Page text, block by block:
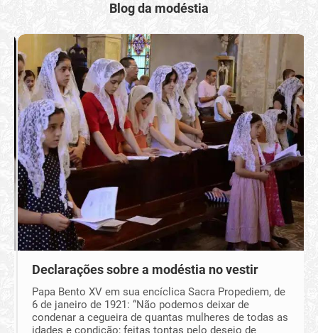
Blog da modéstia
Declarações sobre a modéstia no vestir
Papa Bento XV em sua encíclica Sacra Propediem, de
6 de janeiro de 1921: “Não podemos deixar de
condenar a cegueira de quantas mulheres de todas as
idades e condição; feitas tontas pelo desejo de